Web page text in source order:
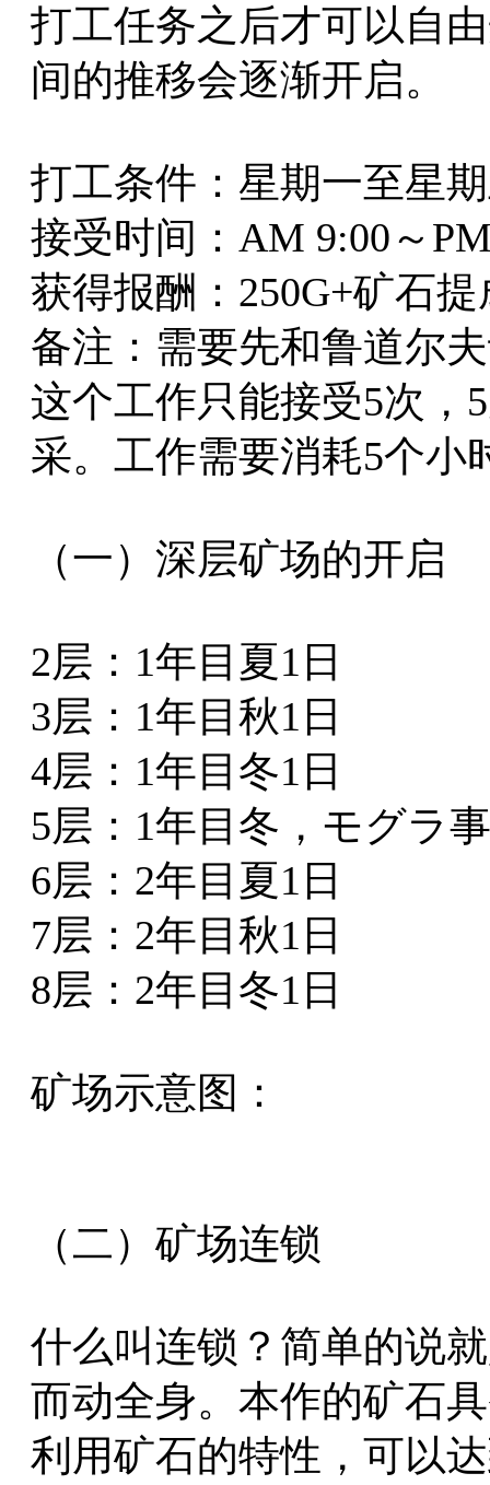
打工任务之后才可以自
间的推移会逐渐开启。
打工条件：星期一至星
接受时间：AM 9:00～
获得报酬：250G+矿石
备注：需要先和鲁道尔
这个工作只能接受5次，
采。工作需要消耗5个小
（一）深层矿场的开启
2层：1年目夏1日
3层：1年目秋1日
4层：1年目冬1日
5层：1年目冬，モグラ
6层：2年目夏1日
7层：2年目秋1日
8层：2年目冬1日
矿场示意图：
（二）矿场连锁
什么叫连锁？简单的说
而动全身。本作的矿石
利用矿石的特性，可以